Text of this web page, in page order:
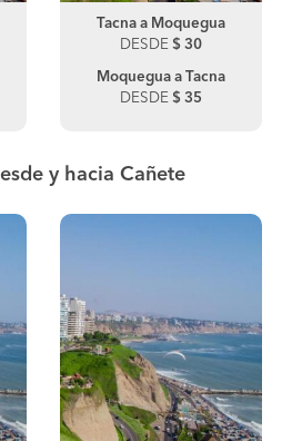
Tacna a Moquegua
DESDE $ 30
Moquegua a Tacna
DESDE $ 35
y hacia Cañete